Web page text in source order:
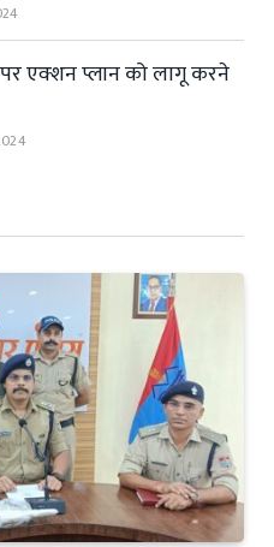
एक्शन प्लान को लागू करने